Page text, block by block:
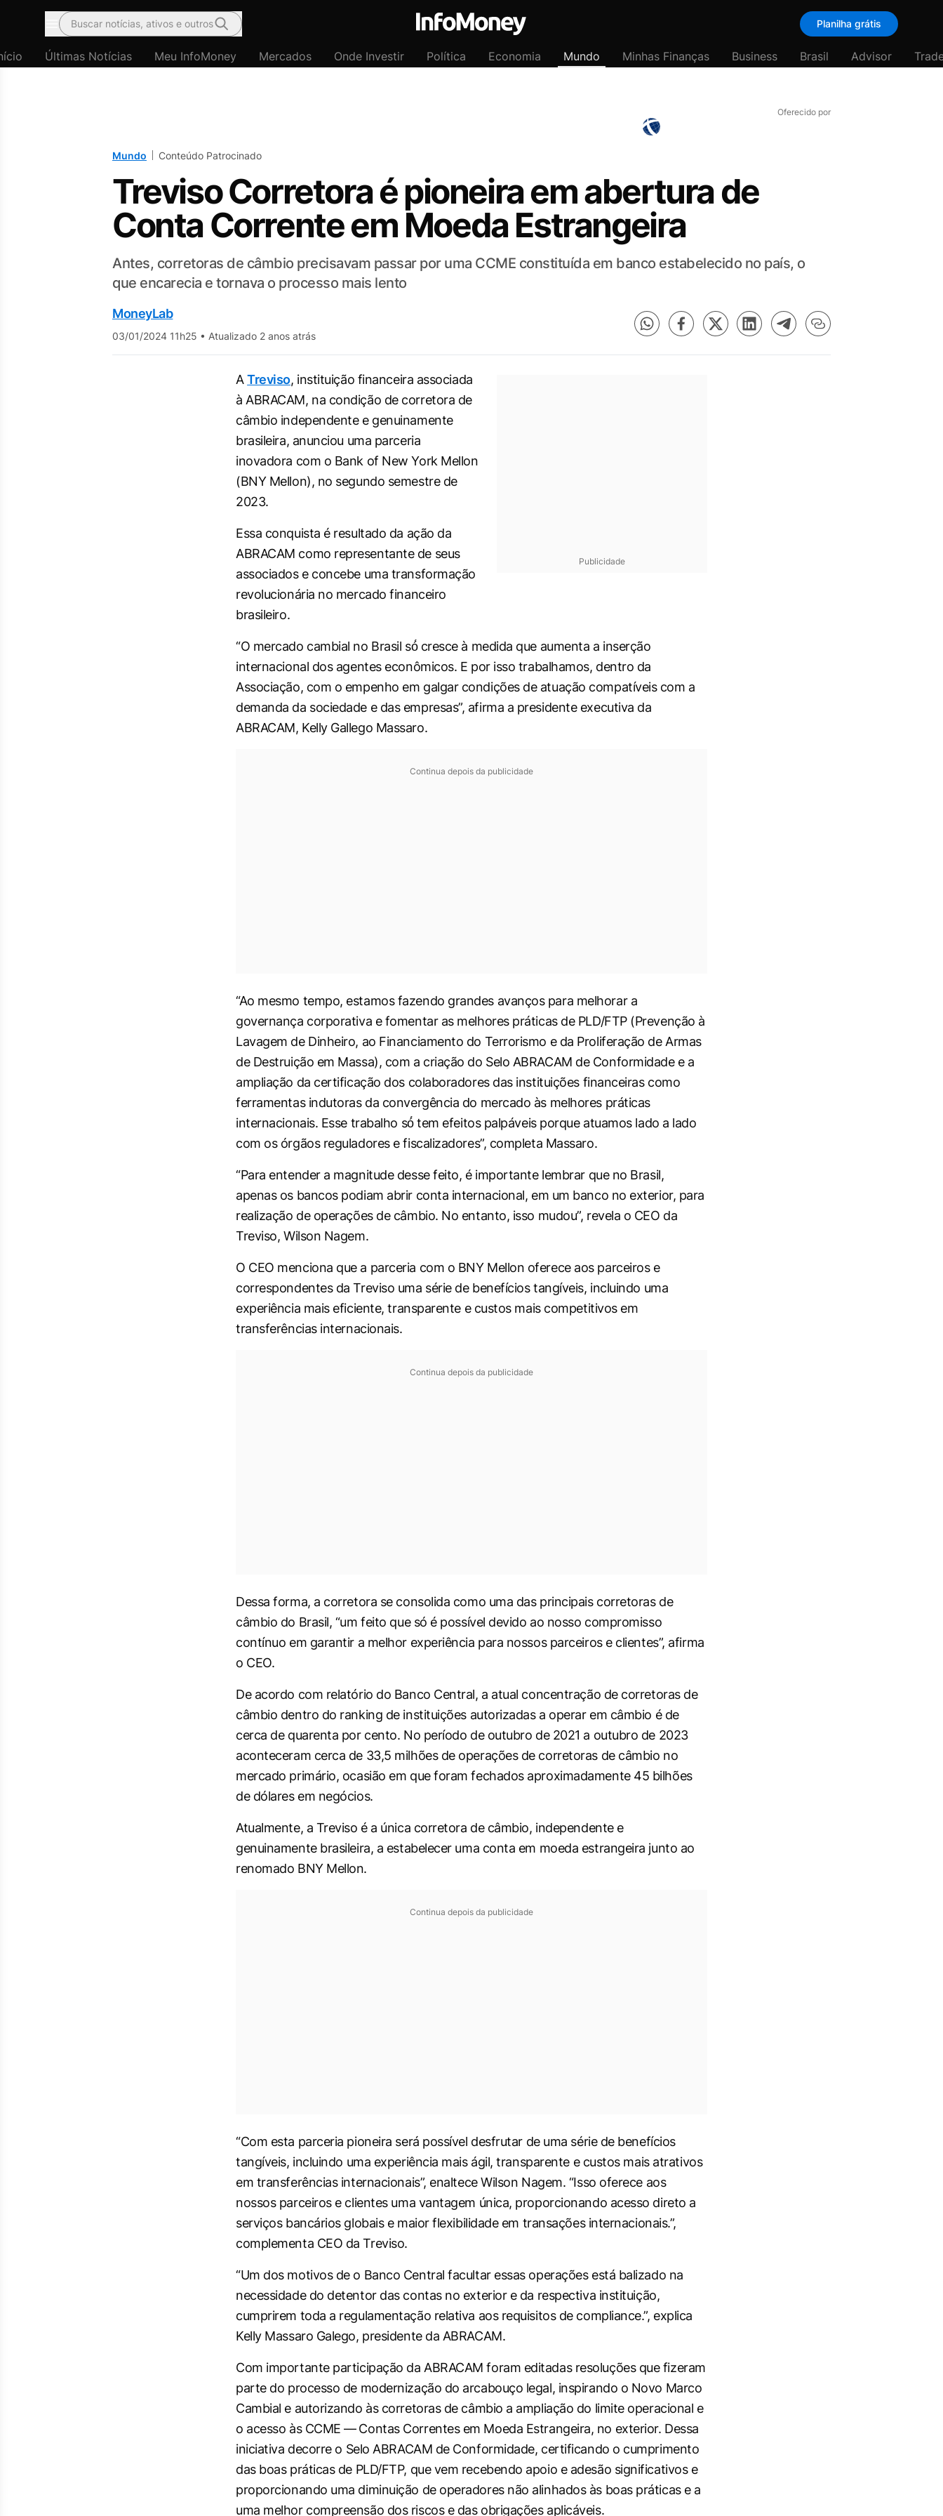
Menu
Buscar notícias, ativos e outros Planilha grátis
Últimas Notícias Meu InfoMoney Mercados Onde Investir Política Economia Mundo Minhas Finanças Business Brasil Advisor
Oferecido por
Mundo Conteúdo Patrocinado
Treviso Corretora é pioneira em abertura de
Conta Corrente em Moeda Estrangeira
Antes, corretoras de câmbio precisavam passar por uma CCME constituída em banco estabelecido no país, o
que encarecia e tornava o processo mais lento
MoneyLab
03/01/2024 11h25 • Atualizado 2 anos atrás
Publicidade
ATreviso, instituição financeira associada
à ABRACAM, na condição de corretora de
câmbio independente e genuinamente
brasileira, anunciou uma parceria
inovadora com o Bank of New York Mellon
(BNY Mellon), no segundo semestre de
2023.
Essa conquista é resultado da ação da
ABRACAM como representante de seus
associados e concebe uma transformação
revolucionária no mercado financeiro
brasileiro.
“O mercado cambial no Brasil só́ cresce à medida que aumenta a inserção
internacional dos agentes econômicos. E por isso trabalhamos, dentro da
Associação, com o empenho em galgar condições de atuação compatíveis com a
demanda da sociedade e das empresas”, afirma a presidente executiva da
ABRACAM, Kelly Gallego Massaro.
Continua depois da publicidade
“Ao mesmo tempo, estamos fazendo grandes avanços para melhorar a
governança corporativa e fomentar as melhores práticas de PLD/FTP (Prevenção à
Lavagem de Dinheiro, ao Financiamento do Terrorismo e da Proliferação de Armas
de Destruição em Massa), com a criação do Selo ABRACAM de Conformidade e a
ampliação da certificação dos colaboradores das instituições financeiras como
ferramentas indutoras da convergência do mercado às melhores práticas
internacionais. Esse trabalho só́ tem efeitos palpáveis porque atuamos lado a lado
com os órgãos reguladores e fiscalizadores”, completa Massaro.
“Para entender a magnitude desse feito, é importante lembrar que no Brasil,
apenas os bancos podiam abrir conta internacional, em um banco no exterior, para
realização de operações de câmbio. No entanto, isso mudou”, revela o CEO da
Treviso, Wilson Nagem.
O CEO menciona que a parceria com o BNY Mellon oferece aos parceiros e
correspondentes da Treviso uma série de benefícios tangíveis, incluindo uma
experiência mais eficiente, transparente e custos mais competitivos em
transferências internacionais.
Continua depois da publicidade
Dessa forma, a corretora se consolida como uma das principais corretoras de
câmbio do Brasil, “um feito que só é possível devido ao nosso compromisso
contínuo em garantir a melhor experiência para nossos parceiros e clientes”, afirma
o CEO.
De acordo com relatório do Banco Central, a atual concentração de corretoras de
câmbio dentro do ranking de instituições autorizadas a operar em câmbio é de
cerca de quarenta por cento. No período de outubro de 2021 a outubro de 2023
aconteceram cerca de 33,5 milhões de operações de corretoras de câmbio no
mercado primário, ocasião em que foram fechados aproximadamente 45 bilhões
de dólares em negócios.
Atualmente, a Treviso é a única corretora de câmbio, independente e
genuinamente brasileira, a estabelecer uma conta em moeda estrangeira junto ao
renomado BNY Mellon.
Continua depois da publicidade
“Com esta parceria pioneira será possível desfrutar de uma série de benefícios
tangíveis, incluindo uma experiência mais ágil, transparente e custos mais atrativos
em transferências internacionais”, enaltece Wilson Nagem. “Isso oferece aos
nossos parceiros e clientes uma vantagem única, proporcionando acesso direto a
serviços bancários globais e maior flexibilidade em transações internacionais.”,
complementa CEO da Treviso.
“Um dos motivos de o Banco Central facultar essas operações está balizado na
necessidade do detentor das contas no exterior e da respectiva instituição,
cumprirem toda a regulamentação relativa aos requisitos de compliance.”, explica
Kelly Massaro Galego, presidente da ABRACAM.
Com importante participação da ABRACAM foram editadas resoluções que fizeram
parte do processo de modernização do arcabouço legal, inspirando o Novo Marco
Cambial e autorizando às corretoras de câmbio a ampliação do limite operacional e
o acesso às CCME —Contas Correntes em Moeda Estrangeira, no exterior. Dessa
iniciativa decorre o Selo ABRACAM de Conformidade, certificando o cumprimento
das boas práticas de PLD/FTP, que vem recebendo apoio e adesão significativos e
proporcionando uma diminuição de operadores não alinhados às boas práticas e a
uma melhor compreensão dos riscos e das obrigações aplicáveis.